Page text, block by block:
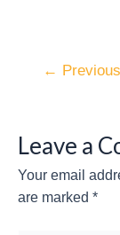
←
Leave a
Your email
are marked *